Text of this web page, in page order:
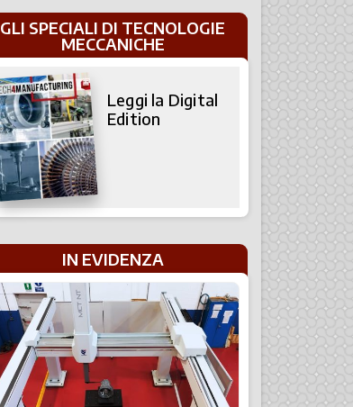
GLI SPECIALI DI TECNOLOGIE
MECCANICHE
Leggi la Digital
Edition
IN EVIDENZA